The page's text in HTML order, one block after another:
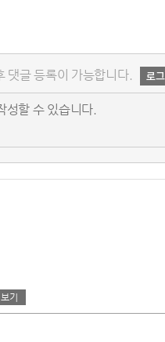
댓글 등록이 가능합니다.
기